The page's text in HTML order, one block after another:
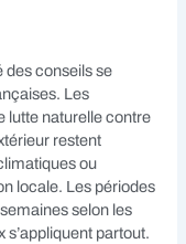
des conseils se
Les
lutte naturelle contre
restent
ou
locale. Les périodes
selon les
partout.